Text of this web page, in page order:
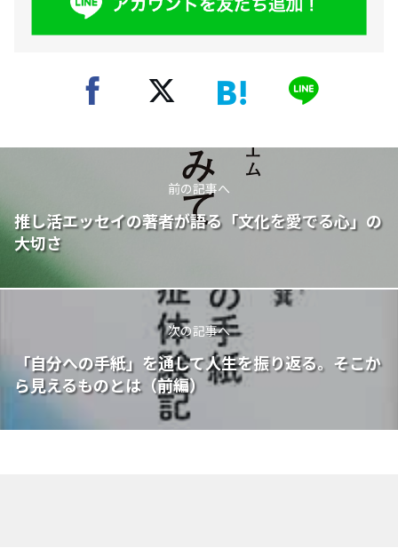
前の記事へ
推し活エッセイの著者が語る「文化を愛でる心」の
大切さ
次の記事へ
「自分への手紙」を通して人生を振り返る。そこか
ら見えるものとは（前編）